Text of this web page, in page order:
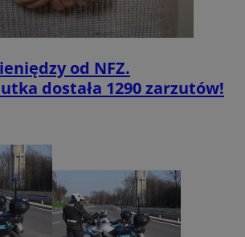
od NFZ.
dostała 1290 zarzutów!